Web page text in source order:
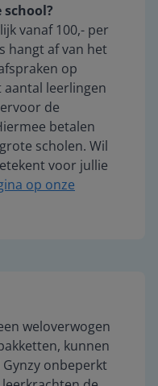
vanaf 100,- per
hangt af van het
op
leerlingen
de
betalen
scholen. Wil
voor jullie
op onze
weloverwogen
kunnen
onbeperkt